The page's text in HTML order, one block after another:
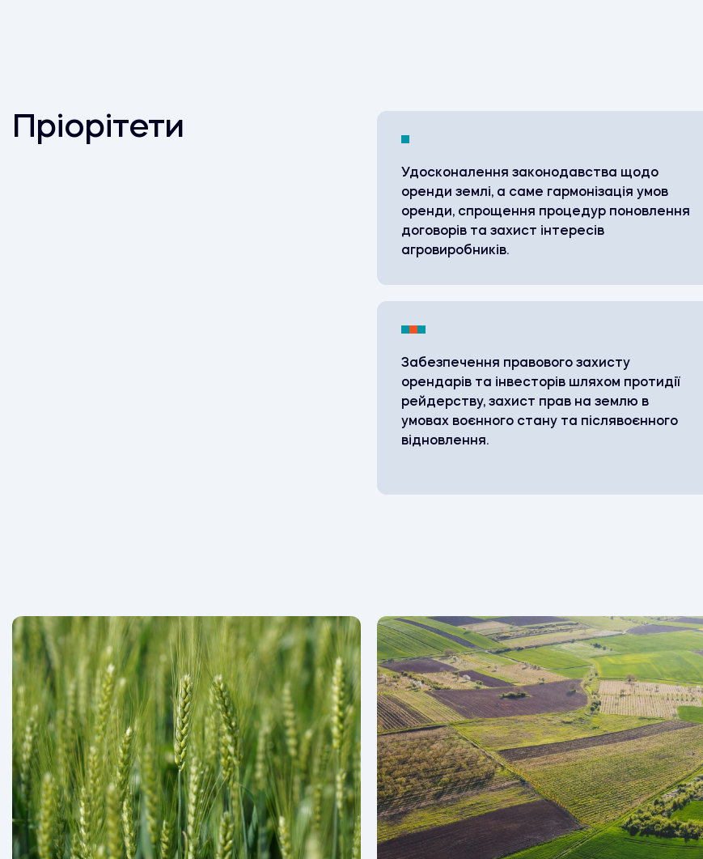
Пріорітети
Удосконалення законодавства щодо
оренди землі, а саме гармонізація умов
оренди, спрощення процедур поновлення
договорів та захист інтересів
агровиробників.
Забезпечення правового захисту
орендарів та інвесторів шляхом протидії
рейдерству, захист прав на землю в
умовах воєнного стану та післявоєнного
відновлення.